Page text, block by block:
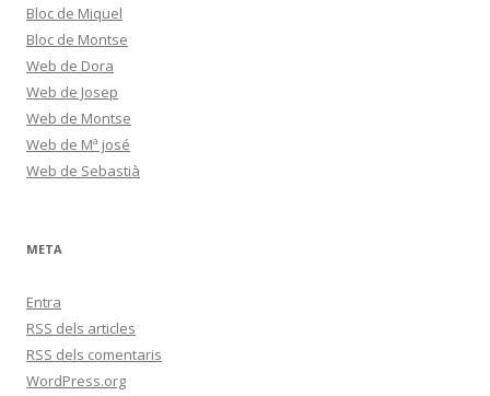
Bloc de Miquel
Bloc de Montse
Web de Dora
Web de Josep
Web de Montse
Web de Mª josé
Web de Sebastià
META
Entra
RSS dels articles
RSS dels comentaris
WordPress.org